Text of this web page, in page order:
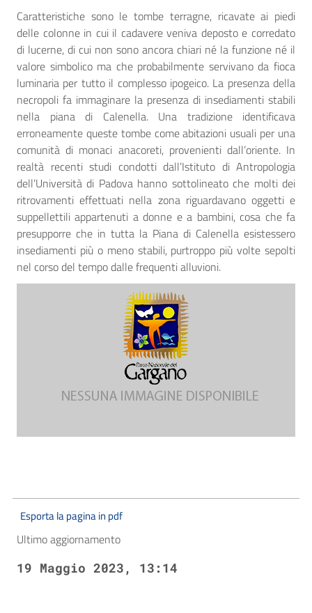
Caratteristiche sono le tombe terragne, ricavate ai piedi
delle colonne in cui il cadavere veniva deposto e corredato
di lucerne, di cui non sono ancora chiari né la funzione né il
valore simbolico ma che probabilmente servivano da fioca
luminaria per tutto il complesso ipogeico. La presenza della
necropoli fa immaginare la presenza di insediamenti stabili
nella piana di Calenella. Una tradizione identificava
erroneamente queste tombe come abitazioni usuali per una
comunità di monaci anacoreti, provenienti dall’oriente. In
realtà recenti studi condotti dall’Istituto di Antropologia
dell’Università di Padova hanno sottolineato che molti dei
ritrovamenti effettuati nella zona riguardavano oggetti e
suppellettili appartenuti a donne e a bambini, cosa che fa
presupporre che in tutta la Piana di Calenella esistessero
insediamenti più o meno stabili, purtroppo più volte sepolti
nel corso del tempo dalle frequenti alluvioni.
Esporta la pagina in pdf
Ultimo aggiornamento
19 Maggio 2023, 13:14